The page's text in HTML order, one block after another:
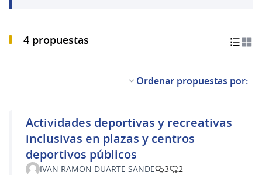
4 propuestas
Ordenar propuestas por:
Actividades deportivas y recreativas
inclusivas en plazas y centros
deportivos públicos
IVAN RAMON DUARTE SANDE 3 2